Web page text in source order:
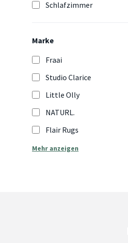
Schlafzimmer
Marke
Fraai
Studio Clarice
Little Olly
NATURL.
Flair Rugs
Mehr anzeigen